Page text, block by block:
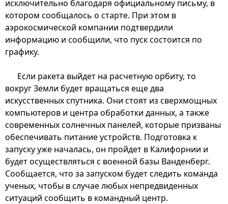
исключительно благодаря официальному письму, в
котором сообщалось о старте. При этом в
аэрокосмической компании подтвердили
информацию и сообщили, что пуск состоится по
графику.
Если ракета выйдет на расчетную орбиту, то
вокруг Земли будет вращаться еще два
искусственных спутника. Они стоят из сверхмощных
компьютеров и центра обработки данных, а также
современных солнечных панелей, которые призваны
обеспечивать питание устройств. Подготовка к
запуску уже началась, он пройдет в Калифорнии и
будет осуществляться с военной базы Ванденберг.
Сообщается, что за запуском будет следить команда
ученых, чтобы в случае любых непредвиденных
ситуаций сообщить в командный центр.